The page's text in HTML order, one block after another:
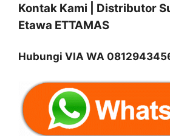
Kontak Kami | Distributor
Etawa ETTAMAS
Hubungi VIA WA